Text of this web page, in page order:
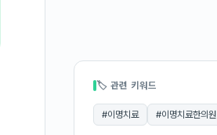
🏷 관련 키워드
#이명치료 #이명치료한의원